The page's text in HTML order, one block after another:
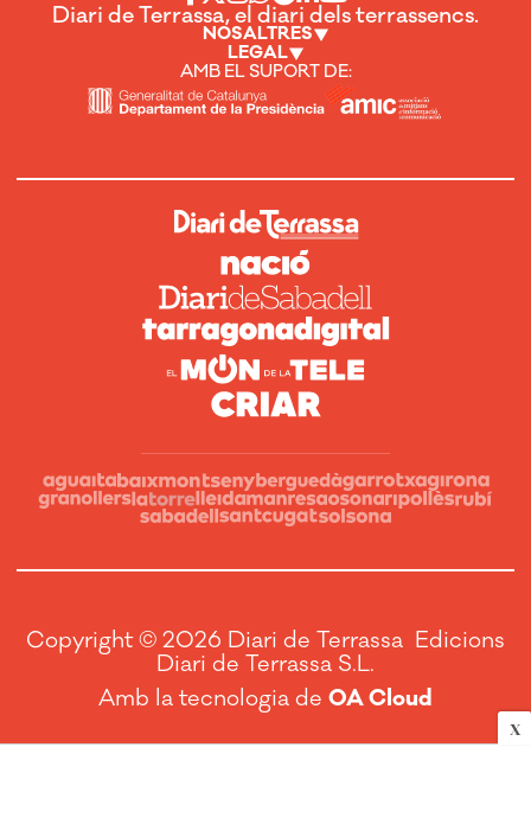
X
Diari de Terrassa, el diari dels terrassencs.
NOSALTRES
LEGAL
AMB EL SUPORT DE:
Copyright © 2026 Diari de Terrassa Edicions
Diari de Terrassa S.L.
Amb la tecnologia de OA Cloud